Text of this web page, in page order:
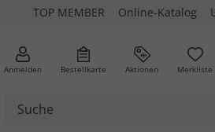
TOP MEMBER Online-Katalog
Anmelden Bestellkarte Aktionen Merkliste